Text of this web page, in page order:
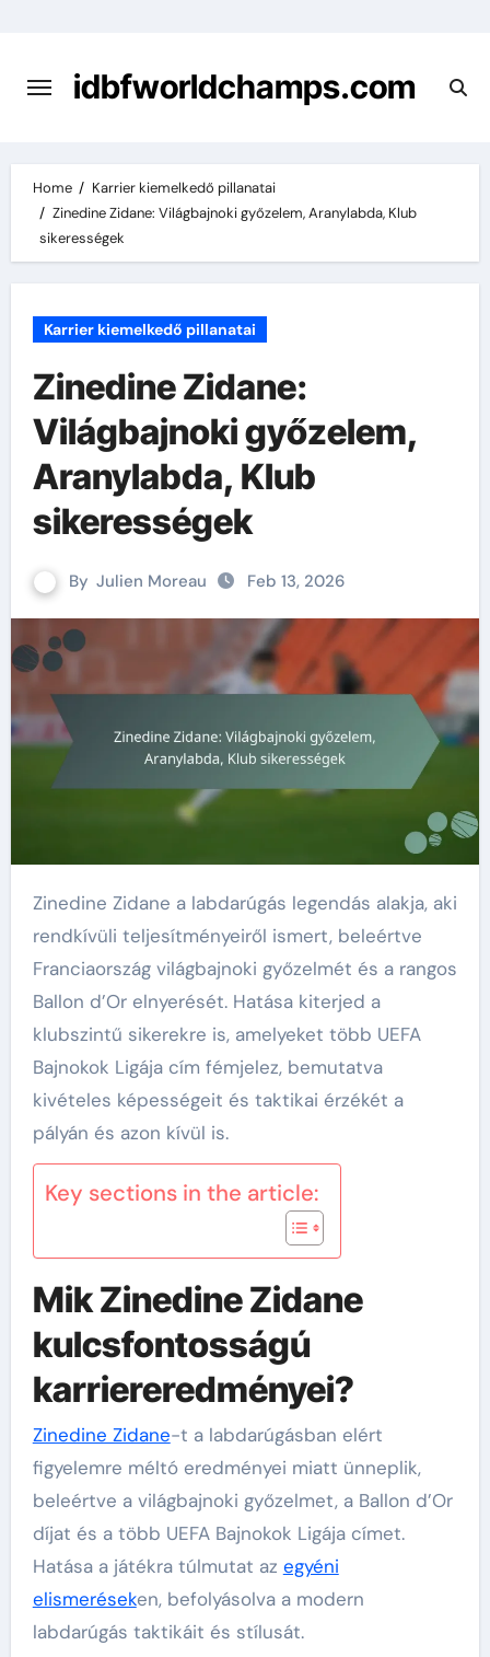
content
idbfworldchamps.com
Home
Karrier kiemelkedő pillanatai
Zinedine Zidane: Világbajnoki győzelem, Aranylabda, Klub
sikerességek
Karrier kiemelkedő pillanatai
Zinedine Zidane:
Világbajnoki győzelem,
Aranylabda, Klub
sikerességek
By Julien Moreau Feb 13, 2026
Zinedine Zidane a labdarúgás legendás alakja, aki
rendkívüli teljesítményeiről ismert, beleértve
Franciaország világbajnoki győzelmét és a rangos
Ballon d’Or elnyerését. Hatása kiterjed a
klubszintű sikerekre is, amelyeket több UEFA
Bajnokok Ligája cím fémjelez, bemutatva
kivételes képességeit és taktikai érzékét a
pályán és azon kívül is.
Key sections in the article:
Mik Zinedine Zidane
kulcsfontosságú
karriereredményei?
Zinedine Zidane-t a labdarúgásban elért
figyelemre méltó eredményei miatt ünneplik,
beleértve a világbajnoki győzelmet, a Ballon d’Or
díjat és a több UEFA Bajnokok Ligája címet.
Hatása a játékra túlmutat az egyéni
elismeréseken, befolyásolva a modern
labdarúgás taktikáit és stílusát.